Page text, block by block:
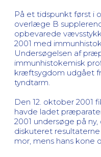
På et tidspunkt først i
overlæge B
opbevarede
2001 med
Undersøgelsen af
immunhistokemisk
kræftsygdom udgået
tyndtarm.
Den 12. oktober 2001
havde ladet
2001 undersøge på
diskuteret
mor, mens hans kone